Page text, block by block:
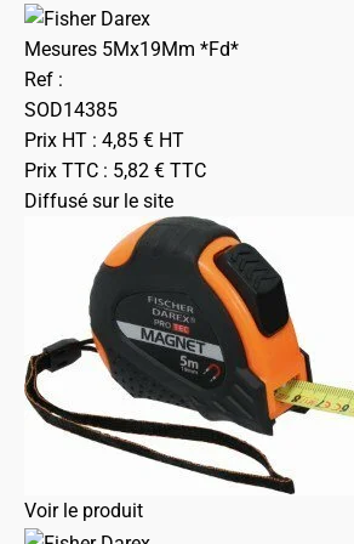
Mesures 5Mx19Mm *Fd*
Ref :
SOD14385
Prix HT : 4,85 € HT
Prix TTC : 5,82 € TTC
Diffusé sur le site
Voir le produit